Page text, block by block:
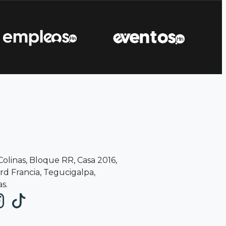
Bloque RR, Casa 2016,
Francia, Tegucigalpa,